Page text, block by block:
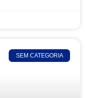
SEM CATEGORIA